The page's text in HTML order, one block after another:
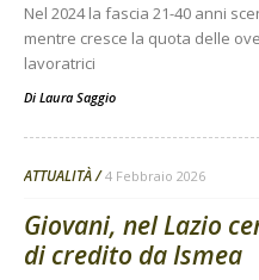
Nel 2024 la fascia 21-40 anni
mentre cresce la quota delle
lavoratrici
Di Laura Saggio
ATTUALITÀ 4 Febbraio 2026
Giovani, nel Lazio
di credito da Ismea